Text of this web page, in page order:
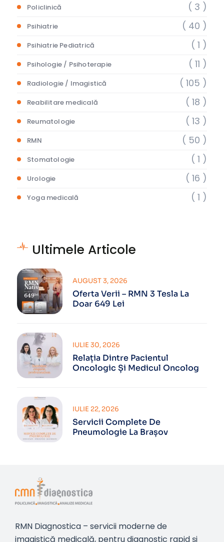
Policlinică ( 3 )
Psihiatrie ( 40 )
Psihiatrie Pediatrică ( 1 )
Psihologie / Psihoterapie ( 11 )
Radiologie / Imagistică ( 105 )
Reabilitare medicală ( 18 )
Reumatologie ( 13 )
RMN ( 50 )
Stomatologie ( 1 )
Urologie ( 16 )
Yoga medicală ( 1 )
Ultimele Articole
Oferta Verii – RMN 3 Tesla La
Doar 649 Lei
AUGUST 3, 2026
Relația Dintre Pacientul
Oncologic Și Medicul Oncolog
IULIE 30, 2026
Servicii Complete De
Pneumologie La Brașov
IULIE 22, 2026
RMN Diagnostica – servicii moderne de
imagistică medicală, pentru diagnostic rapid și